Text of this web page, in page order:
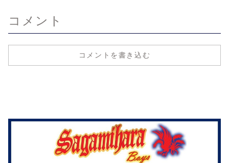
コメント
コメントを書き込む